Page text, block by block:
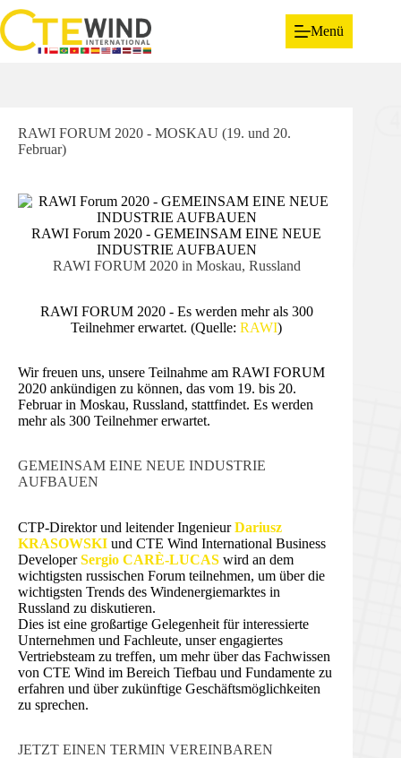
Menü
RAWI FORUM 2020 - MOSKAU (19. und 20.
Februar)
RAWI Forum 2020 - GEMEINSAM EINE NEUE
INDUSTRIE AUFBAUEN
RAWI FORUM 2020 in Moskau, Russland
RAWI FORUM 2020 - Es werden mehr als 300
Teilnehmer erwartet. (Quelle:RAWI)
Wir freuen uns, unsere Teilnahme am RAWI FORUM
2020 ankündigen zu können, das vom 19. bis 20.
Februar in Moskau, Russland, stattfindet. Es werden
mehr als 300 Teilnehmer erwartet.
GEMEINSAM EINE NEUE INDUSTRIE
AUFBAUEN
CTP-Direktor und leitender IngenieurDariusz
KRASOWSKI und CTE Wind International Business
DeveloperSergio CARÈ-LUCAS wird an dem
wichtigsten russischen Forum teilnehmen, um über die
wichtigsten Trends des Windenergiemarktes in
Russland zu diskutieren.
Dies ist eine großartige Gelegenheit für interessierte
Unternehmen und Fachleute, unser engagiertes
Vertriebsteam zu treffen, um mehr über das Fachwissen
von CTE Wind im Bereich Tiefbau und Fundamente zu
erfahren und über zukünftige Geschäftsmöglichkeiten
zu sprechen.
JETZT EINEN TERMIN VEREINBAREN